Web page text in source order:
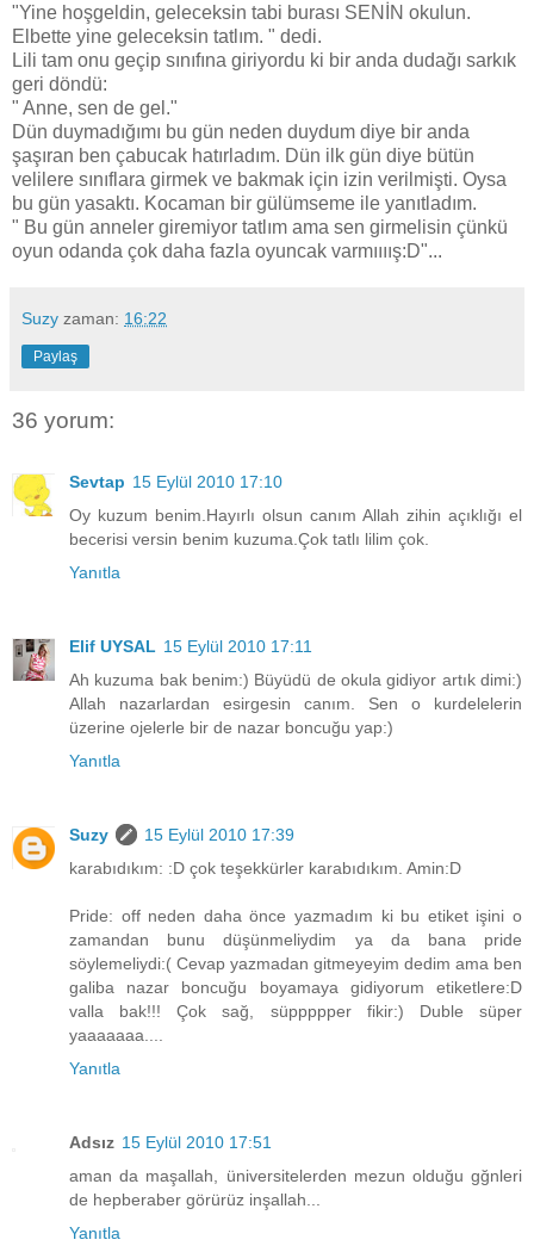
"Yine hoşgeldin, geleceksin tabi burası SENİN okulun.
Elbette yine geleceksin tatlım. " dedi.
Lili tam onu geçip sınıfına giriyordu ki bir anda dudağı sarkık
geri döndü:
" Anne, sen de gel."
Dün duymadığımı bu gün neden duydum diye bir anda
şaşıran ben çabucak hatırladım. Dün ilk gün diye bütün
velilere sınıflara girmek ve bakmak için izin verilmişti. Oysa
bu gün yasaktı. Kocaman bir gülümseme ile yanıtladım.
" Bu gün anneler giremiyor tatlım ama sen girmelisin çünkü
oyun odanda çok daha fazla oyuncak varmıııış:D"...
Suzy zaman: 16:22
Paylaş
36 yorum:
Sevtap 15 Eylül 2010 17:10
Oy kuzum benim.Hayırlı olsun canım Allah zihin açıklığı el
becerisi versin benim kuzuma.Çok tatlı lilim çok.
Yanıtla
Elif UYSAL 15 Eylül 2010 17:11
Ah kuzuma bak benim:) Büyüdü de okula gidiyor artık dimi:)
Allah nazarlardan esirgesin canım. Sen o kurdelelerin
üzerine ojelerle bir de nazar boncuğu yap:)
Yanıtla
Suzy
15 Eylül 2010 17:39
karabıdıkım: :D çok teşekkürler karabıdıkım. Amin:D
Pride: off neden daha önce yazmadım ki bu etiket işini o
zamandan bunu düşünmeliydim ya da bana pride
söylemeliydi:( Cevap yazmadan gitmeyeyim dedim ama ben
galiba nazar boncuğu boyamaya gidiyorum etiketlere:D
valla bak!!! Çok sağ, süppppper fikir:) Duble süper
yaaaaaaa....
Yanıtla
Adsız 15 Eylül 2010 17:51
aman da maşallah, üniversitelerden mezun olduğu gğnleri
de hepberaber görürüz inşallah...
Yanıtla